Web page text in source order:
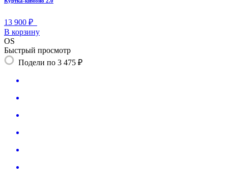
13 900 ₽
В корзину
OS
Быстрый просмотр
Подели по 3 475 ₽